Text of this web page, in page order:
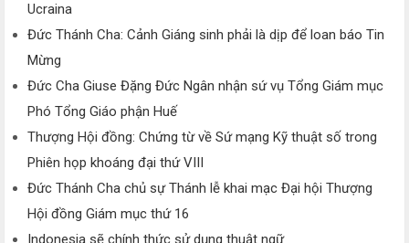
Ucraina
Đức Thánh Cha: Cảnh Giáng sinh phải là dịp để loan báo Tin
Mừng
Đức Cha Giuse Đặng Đức Ngân nhận sứ vụ Tổng Giám mục
Phó Tổng Giáo phận Huế
Thượng Hội đồng: Chứng từ về Sứ mạng Kỹ thuật số trong
Phiên họp khoáng đại thứ VIII
Đức Thánh Cha chủ sự Thánh lễ khai mạc Đại hội Thượng
Hội đồng Giám mục thứ 16
Indonesia sẽ chính thức sử dụng thuật ngữ